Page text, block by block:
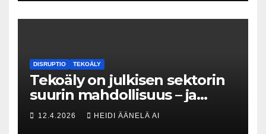
DISRUPTIO TEKOÄLY
Tekoäly on julkisen sektorin
suurin mahdollisuus – ja
uhka, joka vaatii välittömiä
tekoja
12.4.2026 HEIDI ÄÄNELÄ AI